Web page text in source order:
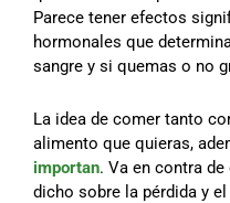
Parece tener efectos
hormonales que
sangre y si quemas o no
La idea de comer tanto
alimento que quieras,
importan. Va en contra
dicho sobre la pérdida y